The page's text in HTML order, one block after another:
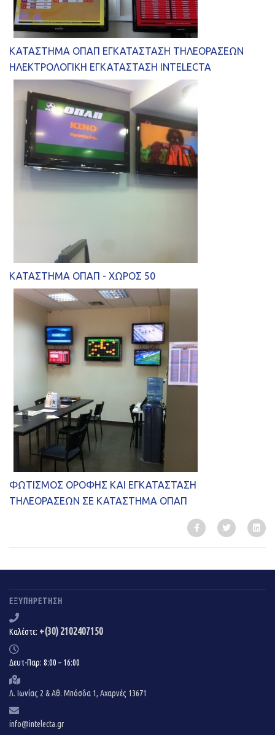
ΚΑΤΑΣΤΗΜΑ ΟΠΑΠ ΕΓΚΑΤΑΣΤΑΣΗ ΤΗΛΕΟΡΑΣΕΩΝ
ΗΛΕΚΤΡΟΛΟΓΙΚΗ ΕΓΚΑΤΑΣΤΑΣΗ INTELECTA
ΚΑΤΑΣΤΗΜΑ ΟΠΑΠ - ΧΩΡΟΣ 50
ΦΩΤΙΣΜΟΣ ΟΡΟΦΗΣ ΚΑΙ ΕΓΚΑΤΑΣΤΑΣΗ
ΤΗΛΕΟΡΑΣΕΩΝ ΣΕ ΚΑΤΑΣΤΗΜΑ ΟΠΑΠ
ΕΞΥΠΗΡΈΤΗΣΗ
Καλέστε: +(30) 2102407150
Δευτ-Παρ: 8:00 – 16:00
Λ. Ιωνίας 2 & Αθ. Μπόσδα 1, Αχαρνές 13671
info@intelecta.gr